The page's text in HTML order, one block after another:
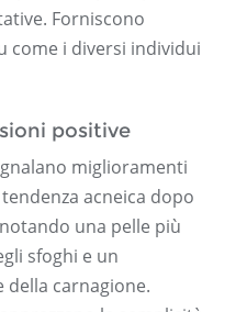
Forniscono
come i diversi individui
positive
miglioramenti
acneica dopo
una pelle più
sfoghi e un
carnagione.